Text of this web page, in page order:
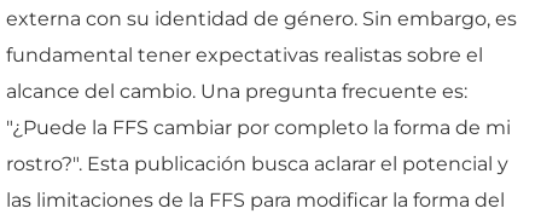
externa con su identidad de género. Sin embargo, es
fundamental tener expectativas realistas sobre el
alcance del cambio. Una pregunta frecuente es:
"¿Puede la FFS cambiar por completo la forma de mi
rostro?". Esta publicación busca aclarar el potencial y
las limitaciones de la FFS para modificar la forma del